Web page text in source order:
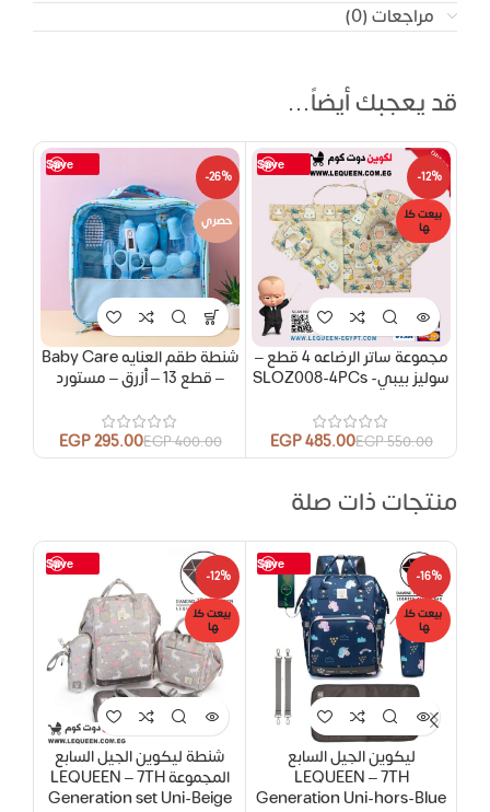
مراجعات (0)
قد يعجبك أيضاً…
Save
-12%
بيعت كل
ها
مجموعة ساتر الرضاعه 4 قطع –
سوليز بيبي- SLOZ008-4PCs
550.00
EGP
485.00
EGP
Save
-26%
حصري
شنطة طقم العنايه Baby Care
– قطع 13 – أزرق – مستورد
400.00
EGP
295.00
EGP
منتجات ذات صلة
Save
-16%
بيعت كل
ها
ليكوين الجيل السابع
LEQUEEN – 7TH
Generation Uni-hors-Blue
Save
-12%
بيعت كل
ها
شنطة ليكوين الجيل السابع
المجموعة LEQUEEN – 7TH
Generation set Uni-Beige